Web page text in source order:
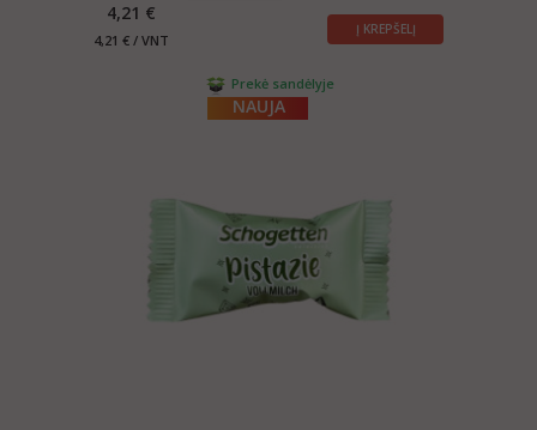
4,21 €
4,21 € / VNT
Į KREPŠELĮ
Prekė sandėlyje
NAUJA